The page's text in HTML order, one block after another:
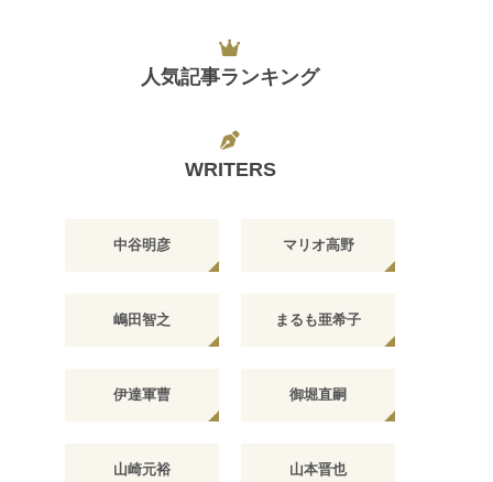
人気記事ランキング
WRITERS
中谷明彦 マリオ高野
嶋田智之 まるも亜希子
伊達軍曹 御堀直嗣
山崎元裕 山本晋也